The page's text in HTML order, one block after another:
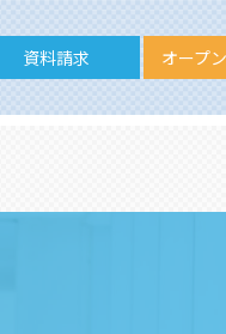
資料請求 オープ